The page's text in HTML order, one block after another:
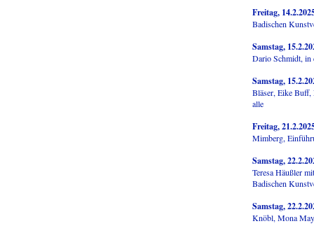
Freitag,
Badischen
Samstag,
Dario Schmidt, in
Samstag,
Bläser, Eike Buff,
alle
Freitag,
Mimberg,
Samstag,
Teresa Häußler
Badischen
Samstag,
Knöbl, Mona